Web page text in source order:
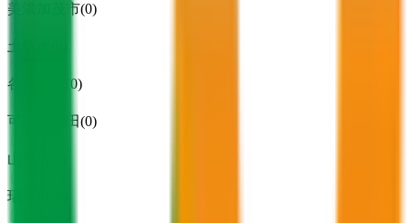
美濃加茂市(0)
土岐市
各務原市 0)
可児市瀬田(0)
山県市
瑞穂市